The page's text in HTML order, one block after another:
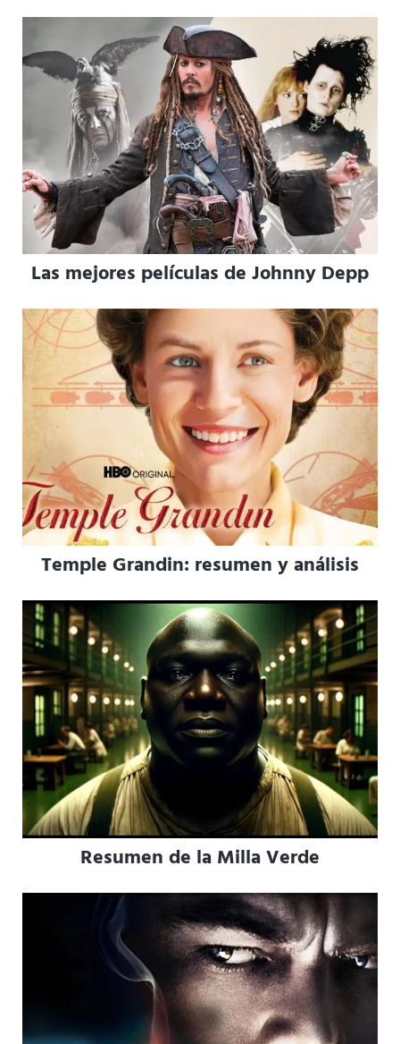
Las mejores películas de Johnny Depp
Temple Grandin: resumen y análisis
Resumen de la Milla Verde